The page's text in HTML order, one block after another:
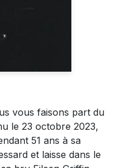
vous faisons part du
le 23 octobre 2023,
51 ans à sa
et laisse dans le